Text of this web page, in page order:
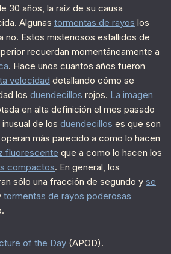
30 años, la raíz de su causa
Algunas tormentas de rayos los
no. Estos misteriosos estallidos de
recuerdan momentáneamente a
. Hace unos cuantos años fueron
velocidad detallando cómo se
los duendecillos rojos. La imagen
en alta definición el mes pasado
de los duendecillos es que son
más parecido a como lo hacen
fluorescente que a como lo hacen los
compactos. En general, los
sólo una fracción de segundo y se
tormentas de rayos poderosas
of the Day (APOD).